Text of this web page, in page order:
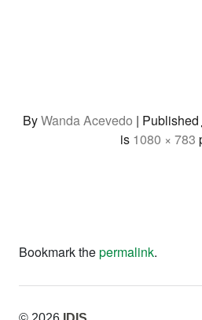
ByWanda Acevedo | Published
is 1080 × 783
Bookmark thepermalink.